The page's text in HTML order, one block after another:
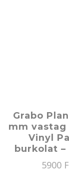
Grabo
mm vastag
Vinyl
burkolat –
5900